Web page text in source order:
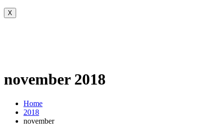
X
november 2018
Home
2018
november